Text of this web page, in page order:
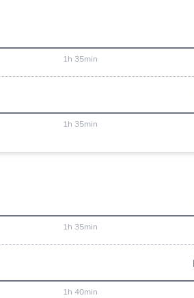
1h 35min
1h 35min
1h 35min
1h 40min